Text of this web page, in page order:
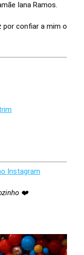
Iana Ramos.
por confiar a mim o
Instagram
❤️